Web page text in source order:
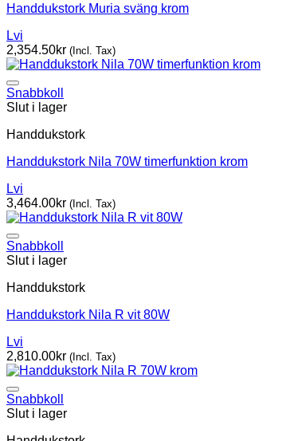
Handdukstork Muria sväng krom
Lvi
2,354.50kr (Incl. Tax)
Snabbkoll
Slut i lager
Handdukstork
Handdukstork Nila 70W timerfunktion krom
Lvi
3,464.00kr (Incl. Tax)
Snabbkoll
Slut i lager
Handdukstork
Handdukstork Nila R vit 80W
Lvi
2,810.00kr (Incl. Tax)
Snabbkoll
Slut i lager